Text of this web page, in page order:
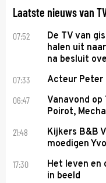
Laatste nieuws van
07:52
De TV van
halen uit
na besluit
07:33 Acteur Peter
06:47
Vanavond
Poirot,
21:48
Kijkers B&B
moedigen
17:30
Het leven en
in beeld